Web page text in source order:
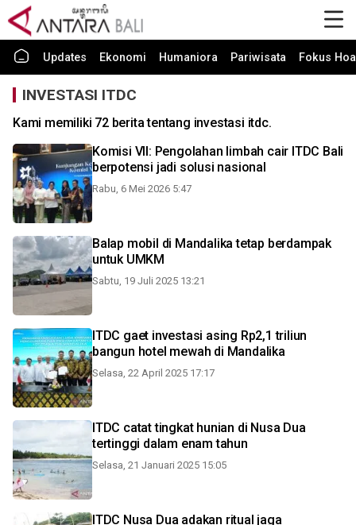
Updates Ekonomi Humaniora Pariwisata Fokus
INVESTASI ITDC
Kami memiliki 72 berita tentang investasi itdc.
Komisi VII: Pengolahan limbah cair ITDC Bali
berpotensi jadi solusi nasional
Rabu, 6 Mei 2026 5:47
Balap mobil di Mandalika tetap berdampak
untuk UMKM
Sabtu, 19 Juli 2025 13:21
ITDC gaet investasi asing Rp2,1 triliun
bangun hotel mewah di Mandalika
Selasa, 22 April 2025 17:17
ITDC catat tingkat hunian di Nusa Dua
tertinggi dalam enam tahun
Selasa, 21 Januari 2025 15:05
ITDC Nusa Dua adakan ritual jaga